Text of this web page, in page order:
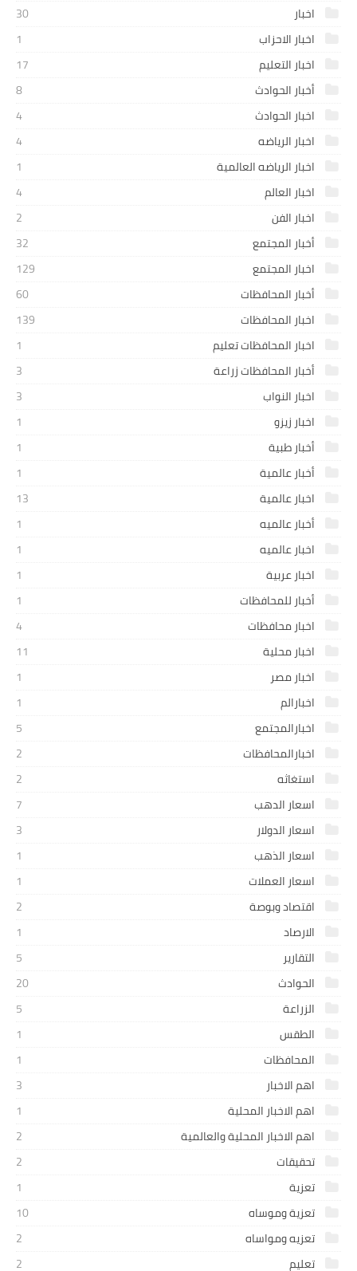
اخبار
30
اخبار الاحزاب
1
اخبار التعليم
17
أخبار الحوادث
8
اخبار الحوادث
4
اخبار الرياضه
4
اخبار الرياضه العالمية
1
اخبار العالم
4
اخبار الفن
2
أخبار المجتمع
32
اخبار المجتمع
129
أخبار المحافظات
60
اخبار المحافظات
139
اخبار المحافظات تعليم
1
أخبار المحافظات زراعة
3
اخبار النواب
3
اخبار زيزو
1
أخبار طبية
1
أخبار عالمية
1
اخبار عالمية
13
أخبار عالميه
1
اخبار عالميه
1
اخبار عربية
1
أخبار للمحافظات
1
اخبار محافظات
4
اخبار محلية
11
اخبار مصر
1
اخبارالم
1
اخبارالمجتمع
5
اخبارالمحافظات
2
استغاثه
2
اسعار الدهب
7
اسعار الدولار
3
اسعار الذهب
1
اسعار العملات
1
اقتصاد وبوصة
2
الارصاد
1
التقارير
5
الحوادث
20
الزراعة
5
الطقس
1
المحافظات
1
اهم الاخبار
3
اهم الاخبار المحلية
1
اهم الاخبار المحلية والعالمية
2
تحقيقات
2
تعزية
1
تعزية وموساه
10
تعزيه ومواساه
2
تعليم
2